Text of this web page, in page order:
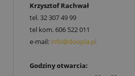
Krzysztof Rachwał
tel.32 307 49 99
tel kom.606 522 011
e-mail: info@doopla.pl
Godziny otwarcia: